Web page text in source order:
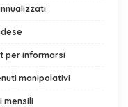
per informarsi
manipolativi
mensili